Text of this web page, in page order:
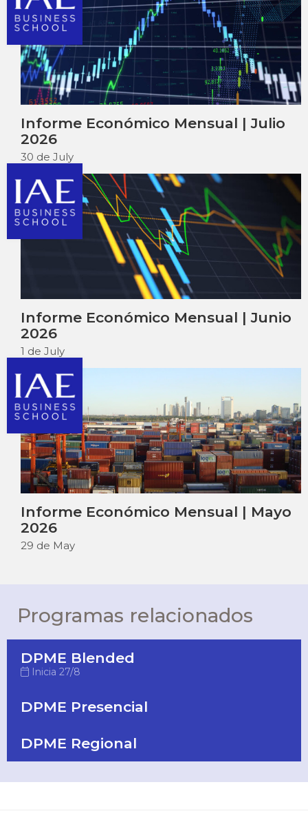
Informe Económico Mensual | Julio
2026
30 de July
Informe Económico Mensual | Junio
2026
1 de July
Informe Económico Mensual | Mayo
2026
29 de May
Programas relacionados
DPME Blended
Inicia 27/8
DPME Presencial
DPME Regional